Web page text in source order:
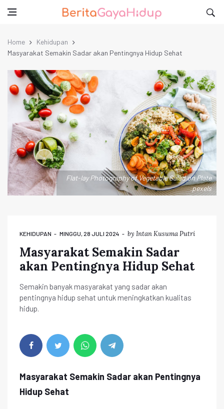
Home
Kehidupan
Masyarakat Semakin Sadar akan Pentingnya Hidup Sehat
Flat-lay Photography of Vegetable Salad on Plate
.pexels
KEHIDUPAN MINGGU, 28 JULI 2024 by Intan Kusuma Putri
Masyarakat Semakin Sadar
akan Pentingnya Hidup Sehat
Semakin banyak masyarakat yang sadar akan
pentingnya hidup sehat untuk meningkatkan kualitas
hidup.
Masyarakat Semakin Sadar akan Pentingnya
Hidup Sehat